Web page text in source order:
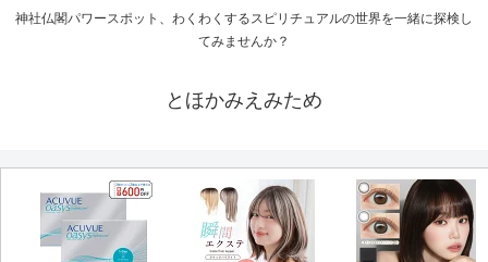
神社仏閣パワースポット、わくわくするスピリチュアルの世界を一緒に探検し
てみませんか？
とほかみえみため